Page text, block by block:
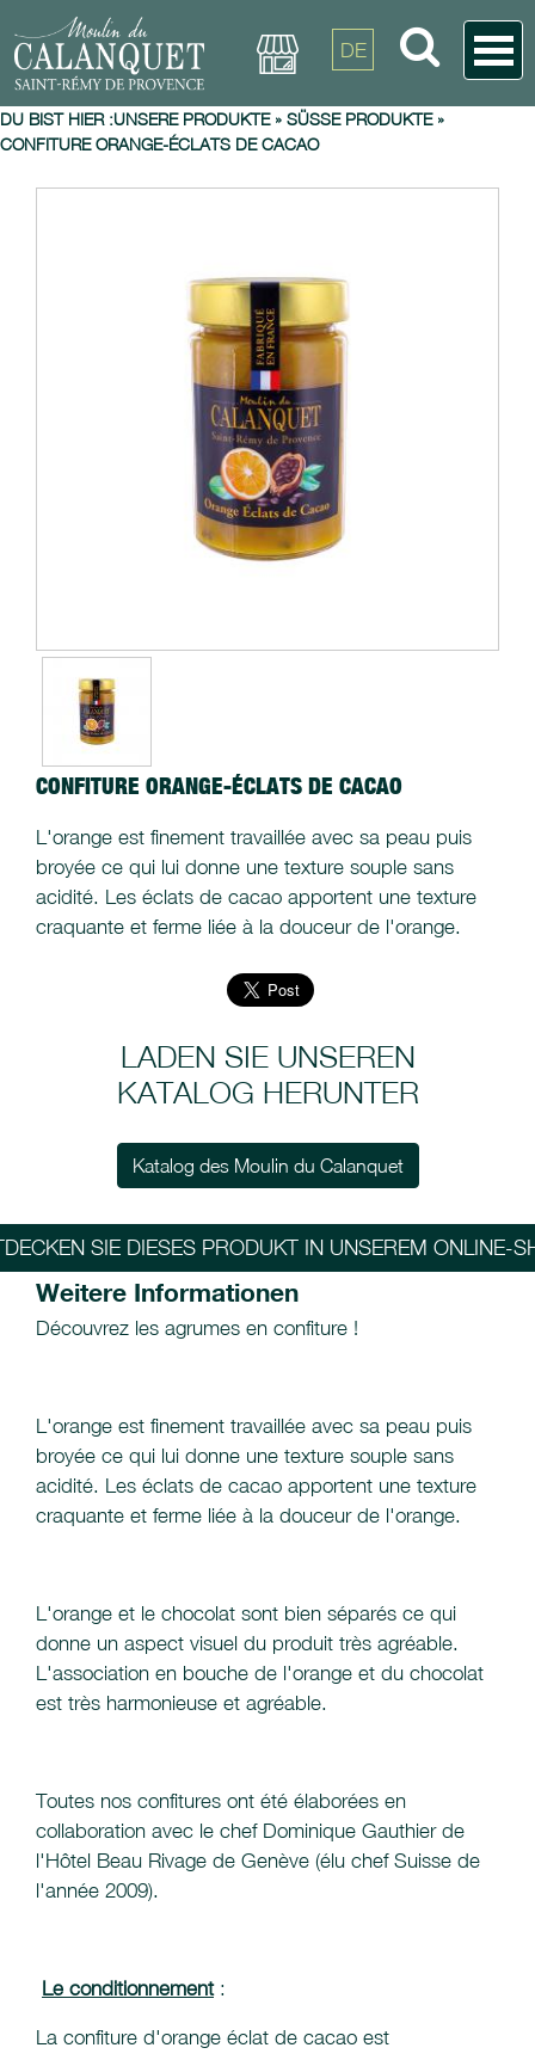
DE
DU BIST HIER :UNSERE PRODUKTE» SÜSSE PRODUKTE »
CONFITURE ORANGE-ÉCLATS DE CACAO
CONFITURE ORANGE-ÉCLATS DE CACAO
L'orange est finement travaillée avec sa peau puis
broyée ce qui lui donne une texture souple sans
acidité. Les éclats de cacao apportent une texture
craquante et ferme liée à la douceur de l'orange.
LADEN SIE UNSEREN
KATALOG HERUNTER
Katalog des Moulin du Calanquet
SIE DIESES PRODUKT IN UNSEREM ONLINE-
Weitere Informationen
Découvrez les agrumes en confiture !
L'orange est finement travaillée avec sa peau puis
broyée ce qui lui donne une texture souple sans
acidité. Les éclats de cacao apportent une texture
craquante et ferme liée à la douceur de l'orange.
L'orange et le chocolat sont bien séparés ce qui
donne un aspect visuel du produit très agréable.
L'association en bouche de l'orange et du chocolat
est très harmonieuse et agréable.
Toutes nos confitures ont été élaborées en
collaboration avec le chef Dominique Gauthier de
l'Hôtel Beau Rivage de Genève (élu chef Suisse de
l'année 2009).
Le conditionnement:
La confiture d'orange éclat de cacao est